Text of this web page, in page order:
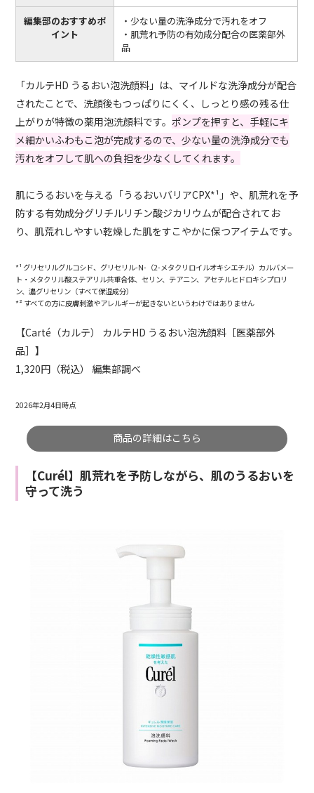
編集部のおすすめポ
イント
・少ない量の洗浄成分で汚れをオフ
・肌荒れ予防の有効成分配合の医薬部外
品
「カルテHD うるおい泡洗顔料」は、マイルドな洗浄成分が配合
されたことで、洗顔後もつっぱりにくく、しっとり感の残る仕
上がりが特徴の薬用泡洗顔料です。ポンプを押すと、手軽にキ
メ細かいふわもこ泡が完成するので、少ない量の洗浄成分でも
汚れをオフして肌への負担を少なくしてくれます。
肌にうるおいを与える「うるおいバリアCPX*¹」や、肌荒れを予
防する有効成分グリチルリチン酸ジカリウムが配合されてお
り、肌荒れしやすい乾燥した肌をすこやかに保つアイテムです。
*¹ グリセリルグルコシド、グリセリル-N-（2-メタクリロイルオキシエチル）カルバメー
ト・メタクリル酸ステアリル共重合体、セリン、テアニン、アセチルヒドロキシプロリ
ン、濃グリセリン（すべて保湿成分）
*² すべての方に皮膚刺激やアレルギーが起きないというわけではありません
【Carté（カルテ） カルテHD うるおい泡洗顔料［医薬部外
品］】
1,320円（税込） 編集部調べ
2026年2月4日時点
商品の詳細はこちら
【Curél】肌荒れを予防しながら、肌のうるおいを
守って洗う